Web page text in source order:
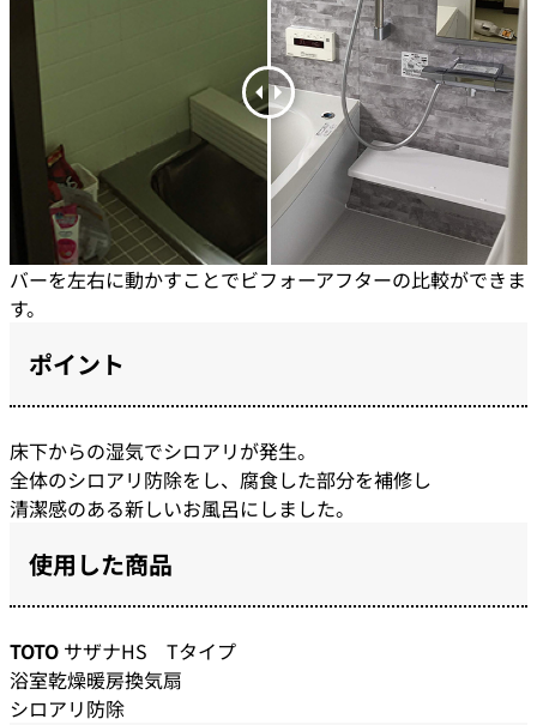
バーを左右に動かすことでビフォーアフターの比較ができま
す。
ポイント
床下からの湿気でシロアリが発生。
全体のシロアリ防除をし、腐食した部分を補修し
清潔感のある新しいお風呂にしました。
使用した商品
TOTO サザナHS Tタイプ
浴室乾燥暖房換気扇
シロアリ防除